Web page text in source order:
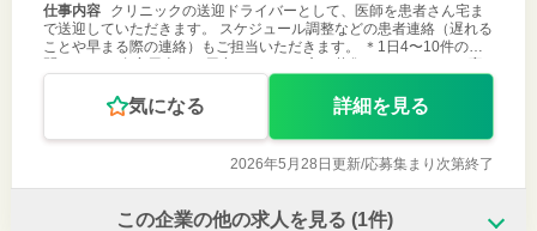
仕事内容
クリニックの送迎ドライバーとして、医師を患者さん宅ま
で送迎していただきます。 スケジュール調整などの患者連絡（遅れる
ことや早まる際の連絡）もご担当いただきます。 ＊1日4〜10件の訪
問です。 ＊自家用車をご用意いただける方の募集となります。 ご応
募お待ちしてお
気になる 詳細を見る
2026年5月28日更新/応募集まり次第終了
この企業の他の求人を見る (1件)